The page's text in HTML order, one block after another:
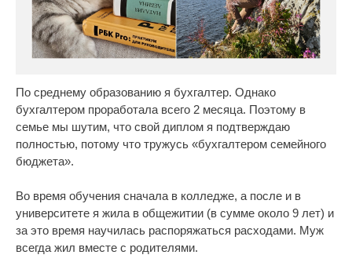
По среднему образованию я бухгалтер. Однако
бухгалтером проработала всего 2 месяца. Поэтому в
семье мы шутим, что свой диплом я подтверждаю
полностью, потому что тружусь «бухгалтером семейного
бюджета».
Во время обучения сначала в колледже, а после и в
университете я жила в общежитии (в сумме около 9 лет) и
за это время научилась распоряжаться расходами. Муж
всегда жил вместе с родителями.